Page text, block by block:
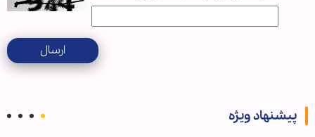
ارسال
پیشنهاد ویژه